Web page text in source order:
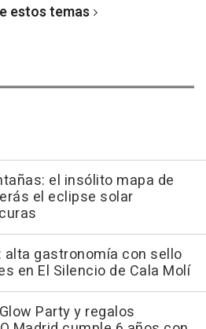
estos temas
el insólito mapa de
el eclipse solar
alta gastronomía con sello
en El Silencio de Cala Molí
Party y regalos